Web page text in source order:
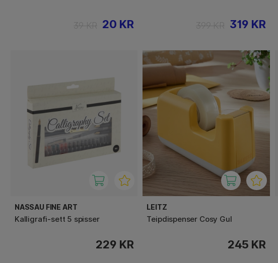
20 KR 319 KR
NASSAU FINE ART
Kalligrafi-sett 5 spisser
229 KR
LEITZ
Teipdispenser Cosy Gul
245 KR